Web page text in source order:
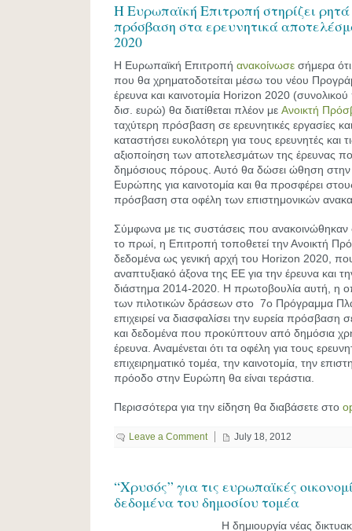
Η Ευρωπαϊκή Επιτροπή στηρίζει
πρόσβαση στα ερευνητικά
2020
Η Ευρωπαϊκή Eπιτροπή ανακοίνωσε σήμερα
που θα χρηματοδοτείται μέσω του νέου
έρευνα και καινοτομία Horizon 2020
δισ. ευρώ) θα διατίθεται πλέον με Ανοικτή
ταχύτερη πρόσβαση σε ερευνητικές εργασίες
καταστήσει ευκολότερη για τους ερευνητές και
αξιοποίηση των αποτελεσμάτων της έρευνας
δημόσιους πόρους. Αυτό θα δώσει ώθηση στην
Ευρώπης για καινοτομία και θα προσφέρει
πρόσβαση στα οφέλη των επιστημονικών
Σύμφωνα με τις συστάσεις που ανακοινώθηκαν
το πρωί, η Επιτροπή τοποθετεί την Ανοικτή
δεδομένα ως γενική αρχή του Ηοrizon 2020, που
αναπτυξιακό άξονα της ΕΕ για την έρευνα και
διάστημα 2014-2020. Η πρωτοβουλία αυτή, η
των πιλοτικών δράσεων στο 7ο Πρόγραμμα
επιχειρεί να διασφαλίσει την ευρεία πρόσβαση
και δεδομένα που προκύπτουν από δημόσια
έρευνα. Αναμένεται ότι τα οφέλη για τους
επιχειρηματικό τομέα, την καινοτομία, την
πρόοδο στην Ευρώπη θα είναι τεράστια.
Περισσότερα για την είδηση θα διαβάσετε στο
Leave a Comment July 18, 2012
“Χρυσός” για τις ευρωπαϊκές
δεδομένα του δημοσίου τομέα
Η δημιουργία νέας